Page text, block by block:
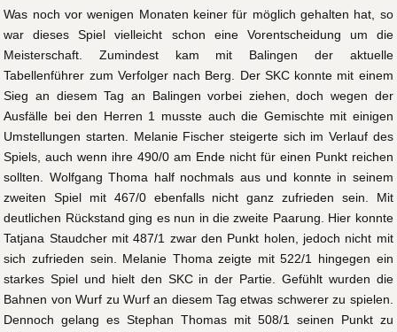
Was noch vor wenigen Monaten keiner für möglich gehalten hat, so
war dieses Spiel vielleicht schon eine Vorentscheidung um die
Meisterschaft. Zumindest kam mit Balingen der aktuelle
Tabellenführer zum Verfolger nach Berg. Der SKC konnte mit einem
Sieg an diesem Tag an Balingen vorbei ziehen, doch wegen der
Ausfälle bei den Herren 1 musste auch die Gemischte mit einigen
Umstellungen starten. Melanie Fischer steigerte sich im Verlauf des
Spiels, auch wenn ihre 490/0 am Ende nicht für einen Punkt reichen
sollten. Wolfgang Thoma half nochmals aus und konnte in seinem
zweiten Spiel mit 467/0 ebenfalls nicht ganz zufrieden sein. Mit
deutlichen Rückstand ging es nun in die zweite Paarung. Hier konnte
Tatjana Staudcher mit 487/1 zwar den Punkt holen, jedoch nicht mit
sich zufrieden sein. Melanie Thoma zeigte mit 522/1 hingegen ein
starkes Spiel und hielt den SKC in der Partie. Gefühlt wurden die
Bahnen von Wurf zu Wurf an diesem Tag etwas schwerer zu spielen.
Dennoch gelang es Stephan Thomas mit 508/1 seinen Punkt zu